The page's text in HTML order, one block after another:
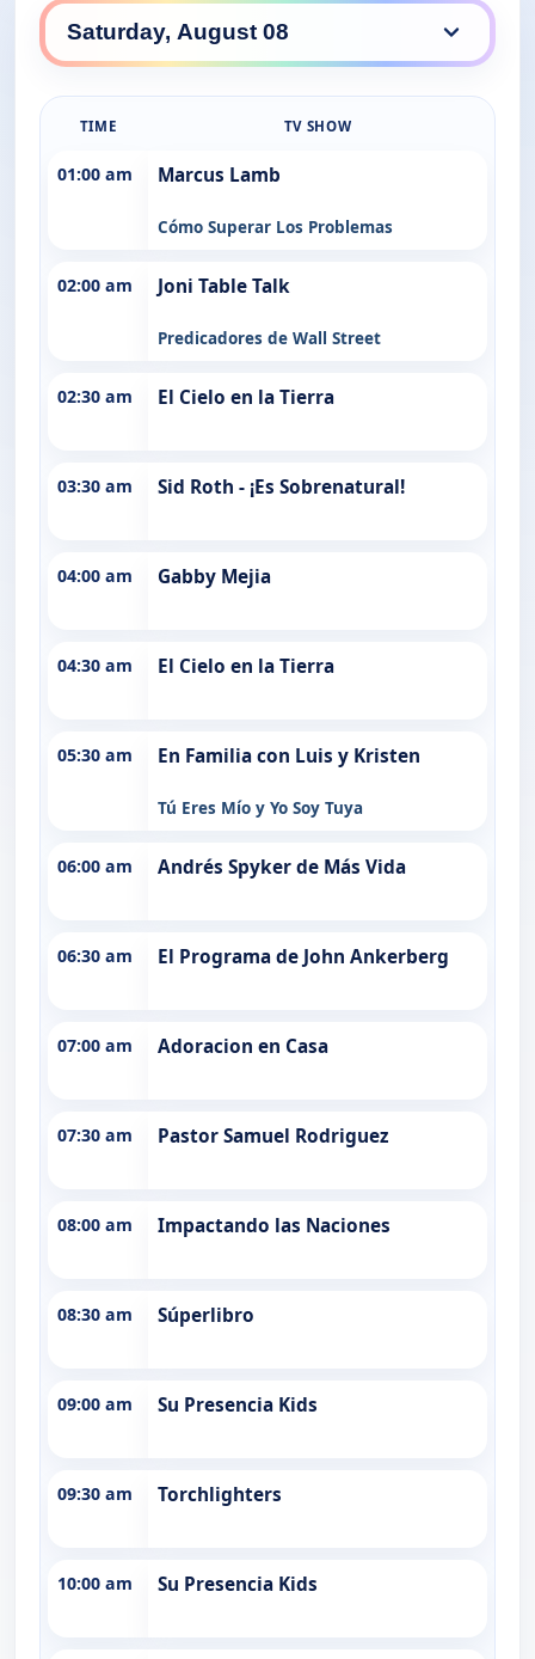
TIME TV SHOW
01:00 am Marcus Lamb
Cómo Superar Los Problemas
02:00 am Joni Table Talk
Predicadores de Wall Street
02:30 am El Cielo en la Tierra
03:30 am Sid Roth - ¡Es Sobrenatural!
04:00 am Gabby Mejia
04:30 am El Cielo en la Tierra
05:30 am En Familia con Luis y Kristen
Tú Eres Mío y Yo Soy Tuya
06:00 am Andrés Spyker de Más Vida
06:30 am El Programa de John Ankerberg
07:00 am Adoracion en Casa
07:30 am Pastor Samuel Rodriguez
08:00 am Impactando las Naciones
08:30 am Súperlibro
09:00 am Su Presencia Kids
09:30 am Torchlighters
10:00 am Su Presencia Kids